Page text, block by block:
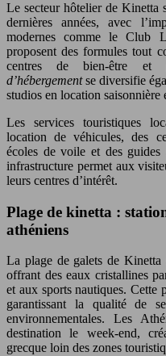
Le secteur hôtelier de Kinetta
dernières années, avec
modernes comme le Club
proposent des formules tout
centres de bien-être et
d’hébergementse diversifie
studios en location saisonnière
Les services touristiques
location de véhicules, des
écoles de voile et des guides
infrastructure permet aux
leurs centres d’intérêt.
Plage de kinetta :
athéniens
La plage de galets de Kinetta
offrant des eaux cristallines
et aux sports nautiques.
garantissant la qualité de
environnementales. Les
destination le week-end,
grecque loin des zones